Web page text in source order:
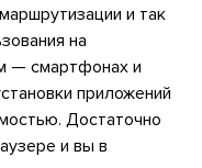
и так
на
— смартфонах и
приложений
Достаточно
и вы в